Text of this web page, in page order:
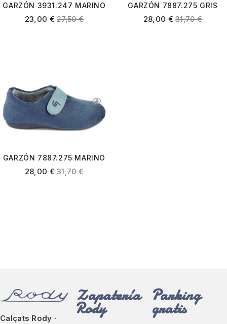
GARZÓN 3931.247 MARINO
23,00 € 27,50€
GARZÓN 7887.275 GRIS
OSCURO MALVA
28,00 € 31,70€
GARZÓN 7887.275 MARINO
28,00 € 31,70€
Calçats Rody ·
Zapatería
Rody
Parking
gratis